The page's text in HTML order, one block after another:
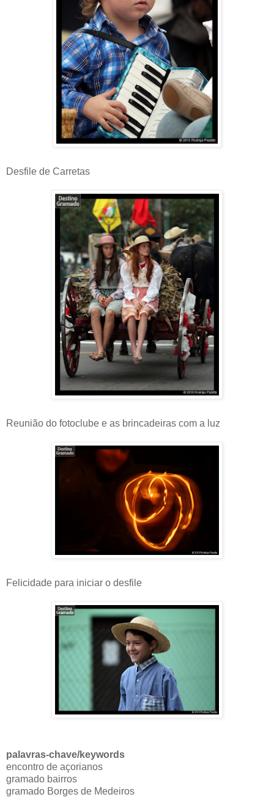
Desfile de Carretas
Reunião do fotoclube e as brincadeiras com a luz
Felicidade para iniciar o desfile
palavras-chave/keywords
encontro de açorianos
gramado bairros
gramado Borges de Medeiros